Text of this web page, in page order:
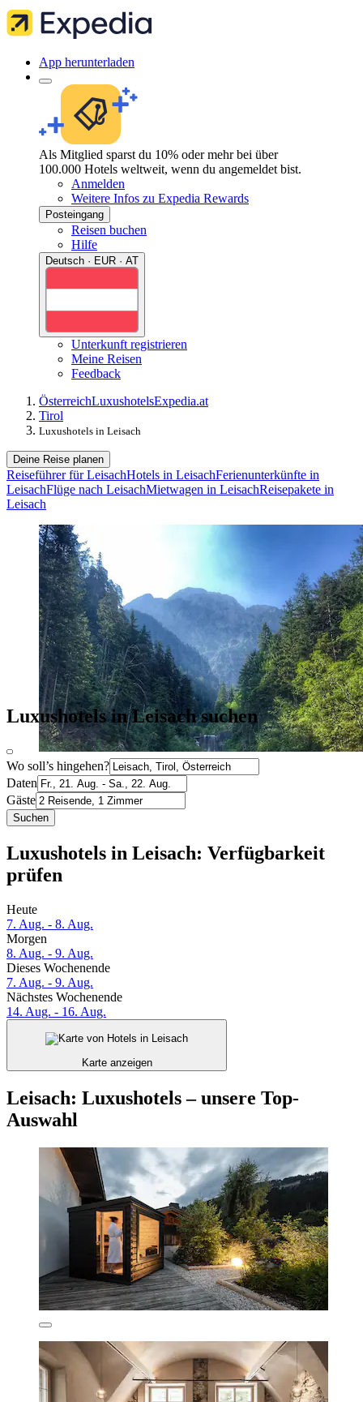
App herunterladen
Als Mitglied sparst du 10% oder mehr bei über
100.000 Hotels weltweit, wenn du angemeldet bist.
Anmelden
Weitere Infos zu Expedia Rewards
Posteingang
Reisen buchen
Hilfe
Deutsch · EUR · AT
Unterkunft registrieren
Meine Reisen
Feedback
ÖsterreichLuxushotelsExpedia.at
Tirol
Luxushotels in Leisach
Deine Reise planen
Reiseführer für LeisachHotels in LeisachFerienunterkünfte in
LeisachFlüge nach LeisachMietwagen in LeisachReisepakete in
Leisach
Luxushotels in Leisach suchen
Wo soll’s hingehen?
Daten
Gäste
Suchen
Luxushotels in Leisach: Verfügbarkeit
prüfen
Heute
7. Aug. - 8. Aug.
Morgen
8. Aug. - 9. Aug.
Dieses Wochenende
7. Aug. - 9. Aug.
Nächstes Wochenende
14. Aug. - 16. Aug.
Karte anzeigen
Leisach: Luxushotels – unsere Top-
Auswahl